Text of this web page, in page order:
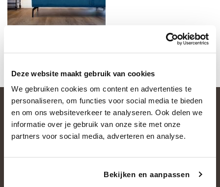
Deze website maakt gebruik van cookies
We gebruiken cookies om content en advertenties te
personaliseren, om functies voor social media te bieden
en om ons websiteverkeer te analyseren. Ook delen we
informatie over je gebruik van onze site met onze
partners voor social media, adverteren en analyse.
Bekijken en aanpassen